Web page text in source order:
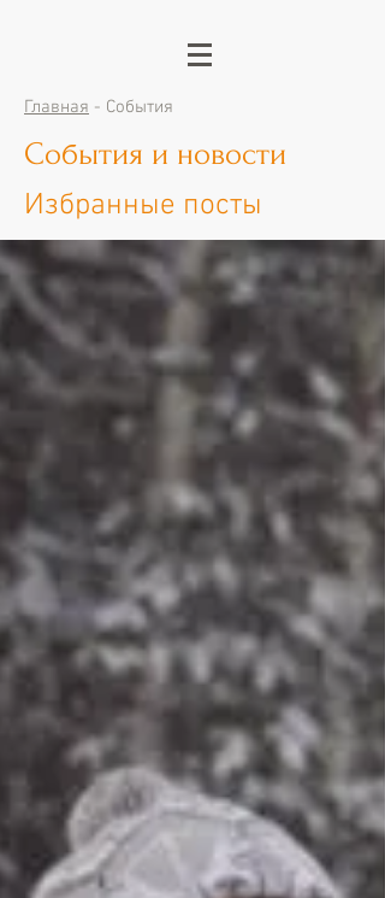
Главная - События
События и новости
Избранные посты